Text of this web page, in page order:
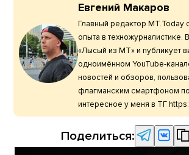
Евгений Макаров
Главный редактор МТ.Today
опыта в техножурналистике.
«Лысый из МТ» и публикует
одноимённом YouTube-
новостей и обзоров,
флагманским смартфоном
интересное у меня в ТГ
Поделиться: